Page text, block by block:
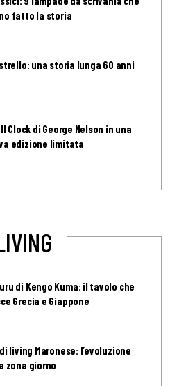
fatto la storia
una storia lunga 60 anni
Clock di George Nelson in una
edizione limitata
di Kengo Kuma: il tavolo che
Grecia e Giappone
living Maronese: l’evoluzione
zona giorno